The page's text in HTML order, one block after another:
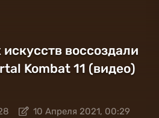
воссоздали
Kombat 11 (видео)
10 Апреля 2021, 00:29